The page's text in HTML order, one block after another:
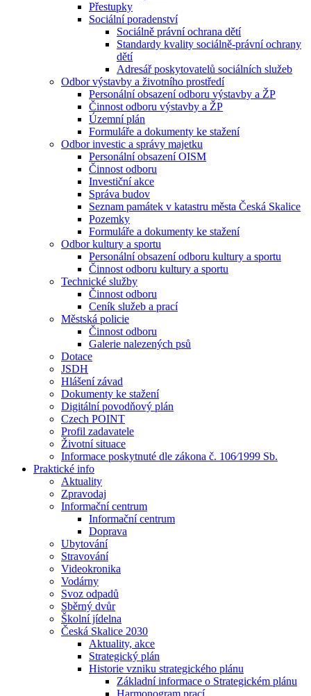
Přestupky
Sociální poradenství
Sociálně právní ochrana dětí
Standardy kvality sociálně-právní ochrany
dětí
Adresář poskytovatelů sociálních služeb
Odbor výstavby a životního prostředí
Personální obsazení odboru výstavby a ŽP
Činnost odboru výstavby a ŽP
Územní plán
Formuláře a dokumenty ke stažení
Odbor investic a správy majetku
Personální obsazení OISM
Činnost odboru
Investiční akce
Správa budov
Seznam památek v katastru města Česká Skalice
Pozemky
Formuláře a dokumenty ke stažení
Odbor kultury a sportu
Personální obsazení odboru kultury a sportu
Činnost odboru kultury a sportu
Technické služby
Činnost odboru
Ceník služeb a prací
Městská policie
Činnost odboru
Galerie nalezených psů
Dotace
JSDH
Hlášení závad
Dokumenty ke stažení
Digitální povodňový plán
Czech POINT
Profil zadavatele
Životní situace
Informace poskytnuté dle zákona č. 106⁄1999 Sb.
Praktické info
Aktuality
Zpravodaj
Informační centrum
Informační centrum
Doprava
Ubytování
Stravování
Videokronika
Vodárny
Svoz odpadů
Sběrný dvůr
Školní jídelna
Česká Skalice 2030
Aktuality, akce
Strategický plán
Historie vzniku strategického plánu
Základní informace o Strategickém plánu
Harmonogram prací